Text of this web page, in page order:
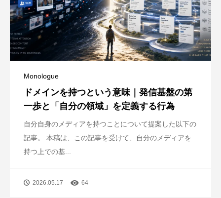
Monologue
ドメインを持つという意味｜発信基盤の第
一歩と「自分の領域」を定義する行為
自分自身のメディアを持つことについて提案した以下の
記事。 本稿は、この記事を受けて、自分のメディアを
持つ上での基...
2026.05.17 64